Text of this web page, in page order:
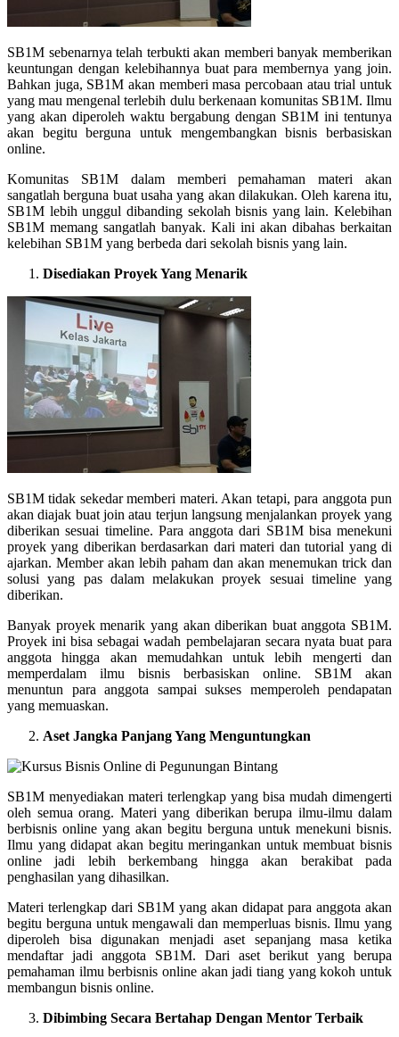
SB1M sebenarnya telah terbukti akan memberi banyak memberikan
keuntungan dengan kelebihannya buat para membernya yang join.
Bahkan juga, SB1M akan memberi masa percobaan atau trial untuk
yang mau mengenal terlebih dulu berkenaan komunitas SB1M. Ilmu
yang akan diperoleh waktu bergabung dengan SB1M ini tentunya
akan begitu berguna untuk mengembangkan bisnis berbasiskan
online.
Komunitas SB1M dalam memberi pemahaman materi akan
sangatlah berguna buat usaha yang akan dilakukan. Oleh karena itu,
SB1M lebih unggul dibanding sekolah bisnis yang lain. Kelebihan
SB1M memang sangatlah banyak. Kali ini akan dibahas berkaitan
kelebihan SB1M yang berbeda dari sekolah bisnis yang lain.
Disediakan Proyek Yang Menarik
SB1M tidak sekedar memberi materi. Akan tetapi, para anggota pun
akan diajak buat join atau terjun langsung menjalankan proyek yang
diberikan sesuai timeline. Para anggota dari SB1M bisa menekuni
proyek yang diberikan berdasarkan dari materi dan tutorial yang di
ajarkan. Member akan lebih paham dan akan menemukan trick dan
solusi yang pas dalam melakukan proyek sesuai timeline yang
diberikan.
Banyak proyek menarik yang akan diberikan buat anggota SB1M.
Proyek ini bisa sebagai wadah pembelajaran secara nyata buat para
anggota hingga akan memudahkan untuk lebih mengerti dan
memperdalam ilmu bisnis berbasiskan online. SB1M akan
menuntun para anggota sampai sukses memperoleh pendapatan
yang memuaskan.
Aset Jangka Panjang Yang Menguntungkan
SB1M menyediakan materi terlengkap yang bisa mudah dimengerti
oleh semua orang. Materi yang diberikan berupa ilmu-ilmu dalam
berbisnis online yang akan begitu berguna untuk menekuni bisnis.
Ilmu yang didapat akan begitu meringankan untuk membuat bisnis
online jadi lebih berkembang hingga akan berakibat pada
penghasilan yang dihasilkan.
Materi terlengkap dari SB1M yang akan didapat para anggota akan
begitu berguna untuk mengawali dan memperluas bisnis. Ilmu yang
diperoleh bisa digunakan menjadi aset sepanjang masa ketika
mendaftar jadi anggota SB1M. Dari aset berikut yang berupa
pemahaman ilmu berbisnis online akan jadi tiang yang kokoh untuk
membangun bisnis online.
Dibimbing Secara Bertahap Dengan Mentor Terbaik